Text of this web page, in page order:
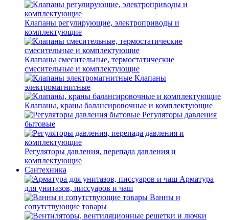
Клапаны регулирующие, электроприводы и
комплектующие
Клапаны смесительные, термостатические
смесительные и комплектующие
Клапаны
электромагнитные
Клапаны, краны балансировочные и комплектующие
Регуляторы давления
бытовые
Регуляторы давления, перепада давления и
комплектующие
Сантехника
Арматура
для унитазов, писсуаров и чаш
Ванны и
сопутствующие товары